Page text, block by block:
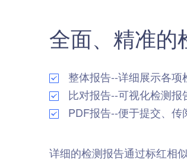
全面、精准的
整体报告--详细展示各
比对报告--可视化检测
PDF报告--便于提交、传
详细的检测报告通过标红相